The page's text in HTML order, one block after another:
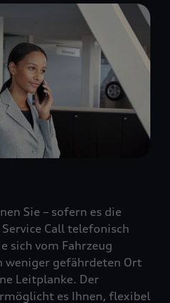
Sie – sofern es die
Call telefonisch
sich vom Fahrzeug
weniger gefährdeten Ort
Leitplanke. Der
es Ihnen, flexibel